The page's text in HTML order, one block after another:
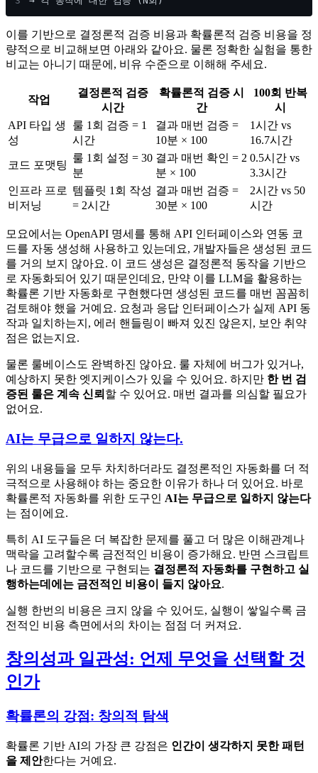
이를 기반으로 결정론적 검증 비용과 확률론적 검증 비용을 정
량적으로 비교해보면 아래와 같아요. 물론 정확한 실험을 통한
비교는 아니기 때문에, 비유 수준으로 이해해 주세요.
작업
결정론적 검증
시간
확률론적 검증 시
간
100회 반복
시
API 타입 생
성
룰 1회 검증 = 1
시간
결과 매번 검증 =
10분 × 100
1시간 vs
16.7시간
코드 포맷팅
룰 1회 설정 = 30
분
결과 매번 확인 = 2
분 × 100
0.5시간 vs
3.3시간
인프라 프로
비저닝
템플릿 1회 작성
= 2시간
결과 매번 검증 =
30분 × 100
2시간 vs 50
시간
모요에서는 OpenAPI 명세를 통해 API 인터페이스와 연동 코
드를 자동 생성해 사용하고 있는데요, 개발자들은 생성된 코드
를 거의 보지 않아요. 이 코드 생성은 결정론적 동작을 기반으
로 자동화되어 있기 때문인데요, 만약 이를 LLM을 활용하는
확률론 기반 자동화로 구현했다면 생성된 코드를 매번 꼼꼼히
검토해야 했을 거예요. 요청과 응답 인터페이스가 실제 API 동
작과 일치하는지, 에러 핸들링이 빠져 있진 않은지, 보안 취약
점은 없는지요.
물론 룰베이스도 완벽하진 않아요. 룰 자체에 버그가 있거나,
예상하지 못한 엣지케이스가 있을 수 있어요. 하지만 한 번 검
증된 룰은 계속 신뢰 할 수 있어요. 매번 결과를 의심할 필요가
없어요.
AI는 무급으로 일하지 않는다.
위의 내용들을 모두 차치하더라도 결정론적인 자동화를 더 적
극적으로 사용해야 하는 중요한 이유가 하나 더 있어요. 바로
확률론적 자동화를 위한 도구인 AI는 무급으로 일하지 않는다
는 점이에요.
특히 AI 도구들은 더 복잡한 문제를 풀고 더 많은 이해관계나
맥락을 고려할수록 금전적인 비용이 증가해요. 반면 스크립트
나 코드를 기반으로 구현되는 결정론적 자동화를 구현하고 실
행하는데에는 금전적인 비용이 들지 않아요.
실행 한번의 비용은 크지 않을 수 있어도, 실행이 쌓일수록 금
전적인 비용 측면에서의 차이는 점점 더 커져요.
창의성과 일관성: 언제 무엇을 선택할 것
인가
확률론의 강점: 창의적 탐색
확률론 기반 AI의 가장 큰 강점은 인간이 생각하지 못한 패턴
을 제안한다는 거예요.